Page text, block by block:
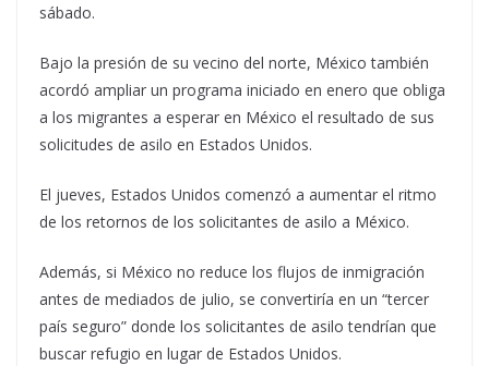
sábado.
Bajo la presión de su vecino del norte, México también
acordó ampliar un programa iniciado en enero que obliga
a los migrantes a esperar en México el resultado de sus
solicitudes de asilo en Estados Unidos.
El jueves, Estados Unidos comenzó a aumentar el ritmo
de los retornos de los solicitantes de asilo a México.
Además, si México no reduce los flujos de inmigración
antes de mediados de julio, se convertiría en un “tercer
país seguro” donde los solicitantes de asilo tendrían que
buscar refugio en lugar de Estados Unidos.